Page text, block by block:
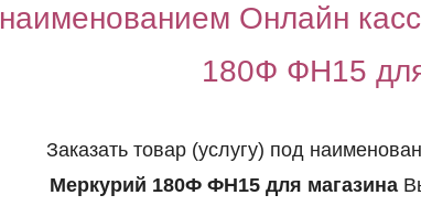
наименованием Онлайн
180Ф ФН15
Заказать товар (услугу) под
Меркурий 180Ф ФН15 для магазина